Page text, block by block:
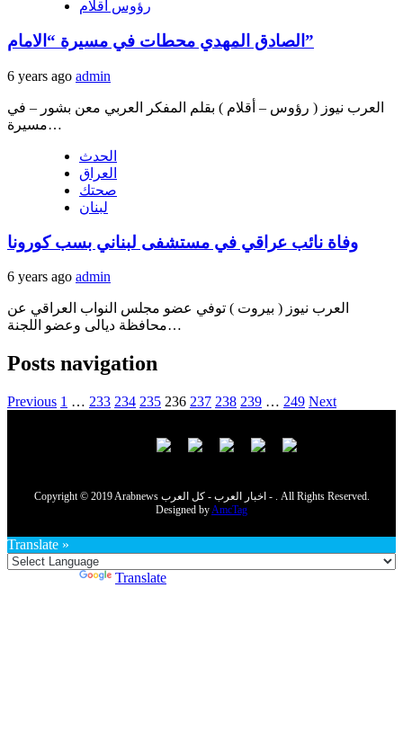
رؤوس أقلام
الصادق المهدي محطات في مسيرة “الامام”
6 years ago admin
العرب نيوز ( رؤوس – أقلام ) بقلم المفكر العربي معن بشور – في
مسيرة…
الحدث
العراق
صحتك
لبنان
وفاة نائب عراقي في مستشفى لبناني بسب كورونا
6 years ago admin
العرب نيوز ( بيروت ) توفي عضو مجلس النواب العراقي عن
محافظة ديالى وعضو اللجنة…
Posts navigation
Previous 1 … 233 234 235 236 237 238 239 … 249 Next
Copyright © 2019 Arabnews اخبار العرب - كل العرب - . All Rights Reserved.
Designed byAmcTag
Translate »
Translate